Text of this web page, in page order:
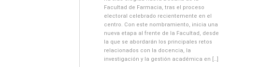
Facultad de Farmacia, tras el proceso
electoral celebrado recientemente en el
centro. Con este nombramiento, inicia una
nueva etapa al frente de la Facultad, desde
la que se abordarán los principales retos
relacionados con la docencia, la
investigación y la gestión académica en […]